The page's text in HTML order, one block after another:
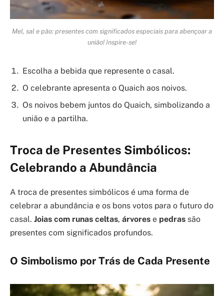
Mel, sal e pão: presentes com significados especiais para abençoar a
união! Inspire-se!
Escolha a bebida que represente o casal.
O celebrante apresenta o Quaich aos noivos.
Os noivos bebem juntos do Quaich, simbolizando a
união e a partilha.
Troca de Presentes Simbólicos:
Celebrando a Abundância
A troca de presentes simbólicos é uma forma de
celebrar a abundância e os bons votos para o futuro do
casal. Joias com runas celtas, árvores e pedras são
presentes com significados profundos.
O Simbolismo por Trás de Cada Presente